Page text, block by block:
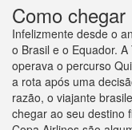
Como chegar
Infelizmente desde o
o Brasil e o Equador.
operava o percurso
a rota após uma
razão, o viajante
chegar ao seu destino